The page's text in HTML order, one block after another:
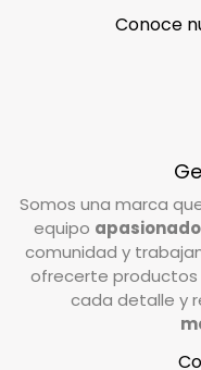
transportista se
para coordinar la
en el formulario de
¿En qué
Valoramos cada
como norma
devolverse en su
debe estar usado
conservar las
incluidos en la
Conoce
Somos una marca
equipo
comunidad y
ofrecerte productos
cada detalle y